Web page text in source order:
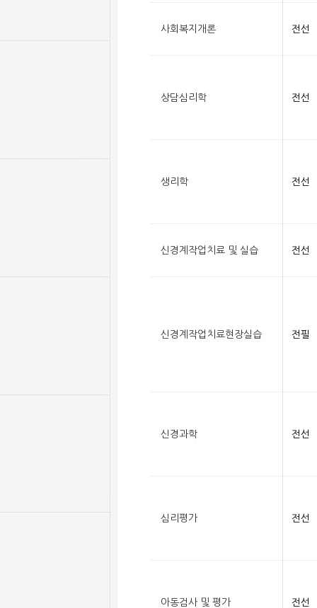
사회복지개론 전선
상담심리학 전선
생리학 전선
신경계작업치료 및 실습 전선
신경계작업치료현장실습 전필
신경과학 전선
심리평가 전선
아동검사 및 평가 전선